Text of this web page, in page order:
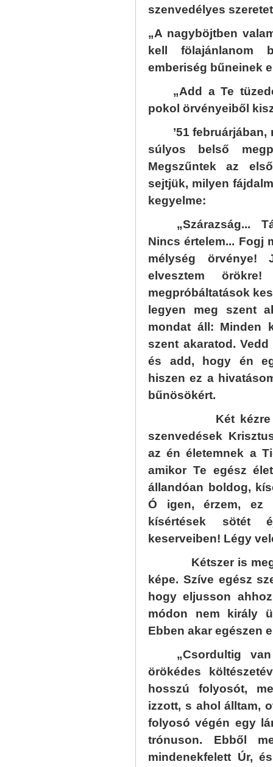
szenvedélyes
„A nagyböjtben
kell fölajánlanom
emberiség bűneinek
„Add a Te
pokol örvényeiből
’51
súlyos belső
Megszűntek az
sejtjük, milyen
kegyelme:
„Szárazság...
Nincs értelem... Fogj
mélység örvénye!
elvesztem
megpróbáltatások
legyen meg szent
mondat áll: Minden
szent akaratod.
és add, hogy én
hiszen ez a
bűnösökért.
Két kézre
szenvedések
az én életemnek a
amikor Te egész
állandóan boldog,
Ó igen, érzem, ez
kísértések sötét
keserveiben! Légy
Kétszer is
képe. Szíve egész
hogy eljusson
módon nem király
Ebben akar egészen
„Csordultig
örökédes
hosszú folyosót,
izzott, s ahol álltam,
folyosó végén egy
trónuson. Ebből
mindenekfelett Úr,